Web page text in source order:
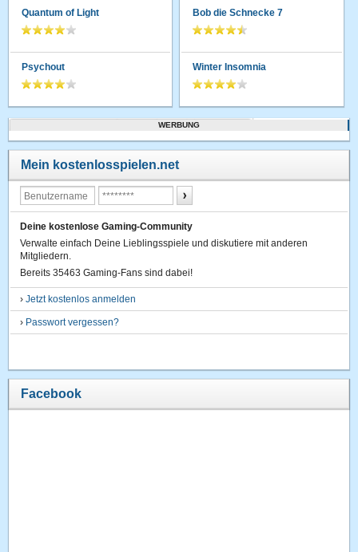
Quantum of Light
Psychout
Bob die Schnecke 7
Winter Insomnia
WERBUNG
Mein kostenlosspielen.net
Deine kostenlose Gaming-Community
Verwalte einfach Deine Lieblingsspiele und diskutiere mit anderen
Mitgliedern.
Bereits 35463 Gaming-Fans sind dabei!
›Jetzt kostenlos anmelden
› Passwort vergessen?
Facebook